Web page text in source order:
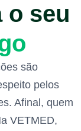
o seu
são
pelos
Afinal, quem
VETMED,